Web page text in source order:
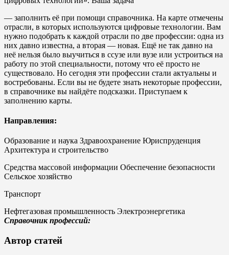
— заполнить её при помощи справочника. На карте отмечены
отрасли, в которых используются цифровые технологии. Вам
нужно подобрать к каждой отрасли по две профессии: одна из
них давно известна, а вторая — новая. Ещё не так давно на
неё нельзя было выучиться в ссузе или вузе или устроиться на
работу по этой специальности, потому что её просто не
существовало. Но сегодня эти профессии стали актуальны и
востребованы. Если вы не будете знать некоторые профессии,
в справочнике вы найдёте подсказки. Приступаем к
заполнению карты.
Направления:
Образование и наука Здравоохранение Юриспруденция
Архитектура и строительство
Средства массовой информации Обеспечение безопасности
Сельское хозяйство
Транспорт
Нефтегазовая промышленность Электроэнергетика
Справочник профессий:
Автор статей